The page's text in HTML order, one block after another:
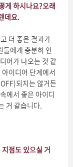
게 하시나요?오래
데요.
더 좋은 결과가
들에게 충분히 인
어가 나오는 것 같
이디어 단계에서
되지는 않거든
에서 좋은 아이디
거 같습니다.
점도 있으실 거